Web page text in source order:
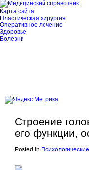
Карта сайта
Пластическая хирургия
Оперативное лечение
Здоровье
Болезни
Строение
его функции,
Posted in